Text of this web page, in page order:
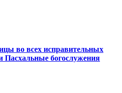
во всех исправительных
Пасхальные богослужения